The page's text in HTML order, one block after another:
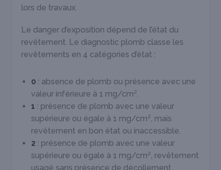
lors de travaux.
Le danger d’exposition dépend de l’état du
revêtement. Le diagnostic plomb classe les
revêtements en 4 catégories d’état :
0 : absence de plomb ou présence avec une
valeur inférieure à 1 mg/cm².
1 : présence de plomb avec une valeur
supérieure ou égale à 1 mg/cm², mais
revêtement en bon état ou inaccessible.
2 : présence de plomb avec une valeur
supérieure ou égale à 1 mg/cm², revêtement
usagé sans présence de décollement.